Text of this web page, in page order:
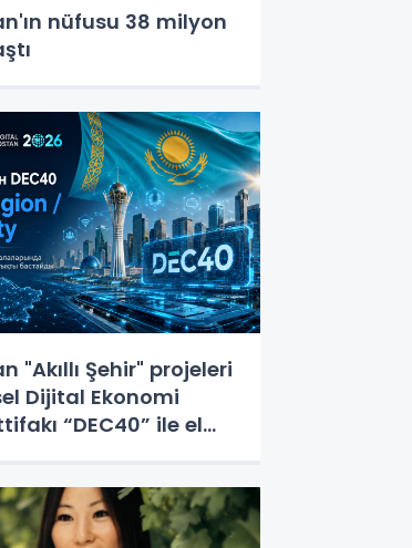
nüfusu 38 milyon
"Akıllı Şehir" projeleri
Dijital Ekonomi
“DEC40” ile el